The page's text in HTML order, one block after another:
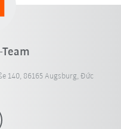
Team
140, 86165 Augsburg, Đức